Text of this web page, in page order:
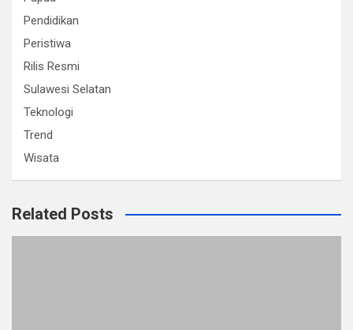
Pendidikan
Peristiwa
Rilis Resmi
Sulawesi Selatan
Teknologi
Trend
Wisata
Related Posts